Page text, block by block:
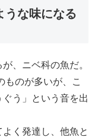
うな味になる
、ニベ科の魚だ。
ものが多いが、こ
う」という音を出
く発達し、他魚と